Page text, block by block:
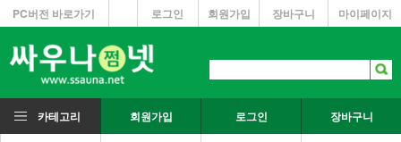
PC버전 바로가기 마이페이지
장바구니
회원가입
로그인
카테고리 회원가입 로그인 장바구니